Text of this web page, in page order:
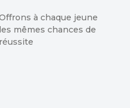
à chaque jeune
les mêmes chances de
réussite